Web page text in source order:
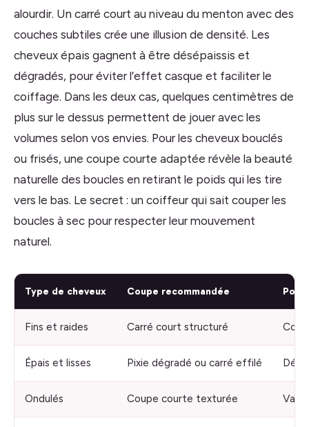
alourdir. Un carré court au niveau du menton avec des
couches subtiles crée une illusion de densité. Les
cheveux épais gagnent à être désépaissis et
dégradés, pour éviter l’effet casque et faciliter le
coiffage. Dans les deux cas, quelques centimètres de
plus sur le dessus permettent de jouer avec les
volumes selon vos envies. Pour les cheveux bouclés
ou frisés, une coupe courte adaptée révèle la beauté
naturelle des boucles en retirant le poids qui les tire
vers le bas. Le secret : un coiffeur qui sait couper les
boucles à sec pour respecter leur mouvement
naturel.
Type de cheveux Coupe recommandée
Fins et raides Carré court structuré
Épais et lisses Pixie dégradé ou carré effilé
Ondulés Coupe courte texturée